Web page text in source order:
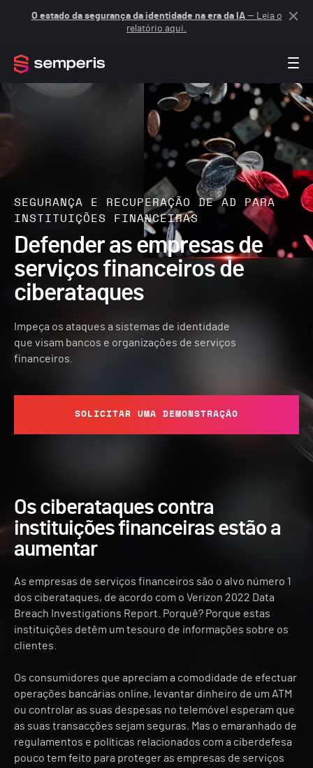
O estado da segurança da identidade na era da IA— Leia o
relatório aqui.
SEGURANÇA E RECUPERAÇÃO DE AD PARA
INSTITUIÇÕES FINANCEIRAS
Defender as empresas de
serviços financeiros de
ciberataques
Impeça os ataques a sistemas de identidade
que visam bancos e organizações de serviços
financeiros.
SOLICITAR UMA DEMONSTRAÇÃO
Os ciberataques contra
instituições financeiras estão a
aumentar
As empresas de serviços financeiros são o alvo número 1
dos ciberataques, de acordo com o Verizon 2022 Data
Breach Investigations Report. Porquê? Porque estas
instituições detêm um tesouro de informações sobre os
clientes.
Os consumidores que apreciam a comodidade de efectuar
operações bancárias online, levantar dinheiro de um ATM
ou controlar as suas despesas no telemóvel esperam que
as suas transacções sejam seguras. Mas o emaranhado de
regulamentos e políticas relacionados com a ciberdefesa
pouco tem feito para proteger as empresas de serviços